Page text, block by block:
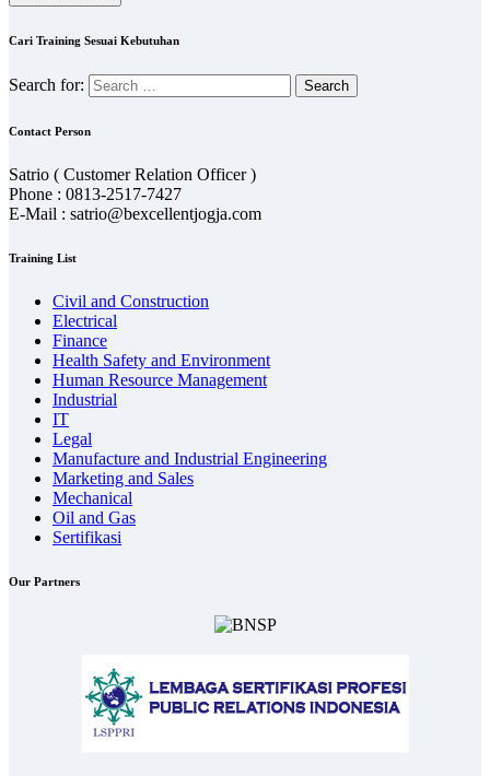
Cari Training Sesuai Kebutuhan
Search for:
Contact Person
Satrio ( Customer Relation Officer )
Phone : 0813-2517-7427
E-Mail : satrio@bexcellentjogja.com
Training List
Civil and Construction
Electrical
Finance
Health Safety and Environment
Human Resource Management
Industrial
IT
Legal
Manufacture and Industrial Engineering
Marketing and Sales
Mechanical
Oil and Gas
Sertifikasi
Our Partners